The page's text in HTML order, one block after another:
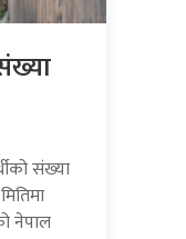
संख्या
नेपाल